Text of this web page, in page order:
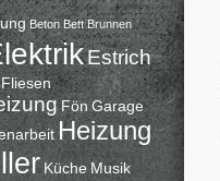
Beton Bett Brunnen
Estrich
Fliesen
Fön Garage
Heizung
Küche Musik